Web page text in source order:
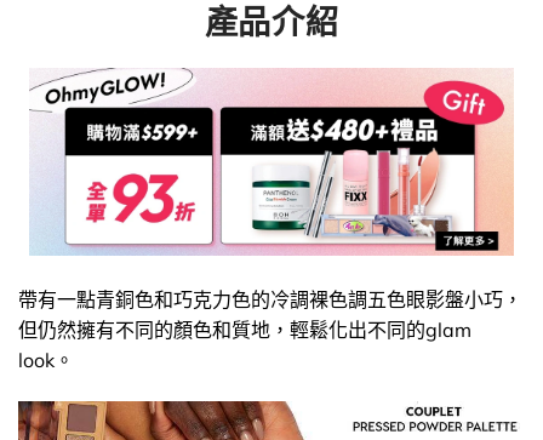
產品介紹
帶有一點青銅色和巧克力色的冷調裸色調五色眼影盤小巧，
但仍然擁有不同的顏色和質地，輕鬆化出不同的glam
look。